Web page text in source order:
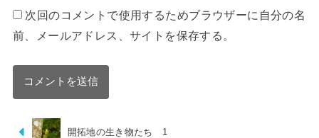
次回のコメントで使用するためブラウザーに自分の名
前、メールアドレス、サイトを保存する。
開拓地の生き物たち 1